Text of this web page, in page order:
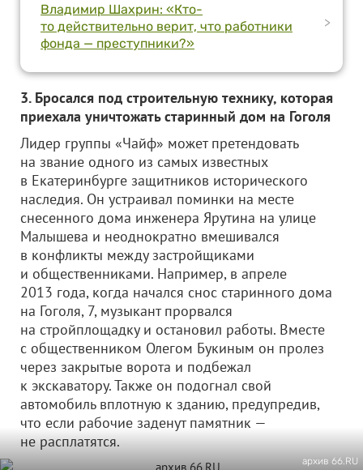
Владимир Шахрин: «Кто-
то действительно верит, что работники
фонда — преступники?»
>
3. Бросался под строительную технику, которая
приехала уничтожать старинный дом на Гоголя
Лидер группы «Чайф» может претендовать
на звание одного из самых известных
в Екатеринбурге защитников исторического
наследия. Он устраивал поминки на месте
снесенного дома инженера Ярутина на улице
Малышева и неоднократно вмешивался
в конфликты между застройщиками
и общественниками. Например, в апреле
2013 года, когда начался снос старинного дома
на Гоголя, 7, музыкант прорвался
на стройплощадку и остановил работы. Вместе
с общественником Олегом Букиным он пролез
через закрытые ворота и подбежал
к экскаватору. Также он подогнал свой
автомобиль вплотную к зданию, предупредив,
что если рабочие заденут памятник —
не расплатятся.
архив 66.RU